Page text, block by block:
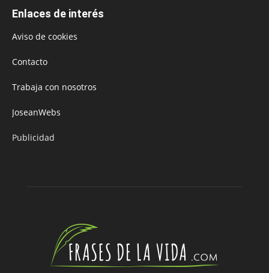
Enlaces de interés
Aviso de cookies
Contacto
Trabaja con nosotros
JoseanWebs
Publicidad